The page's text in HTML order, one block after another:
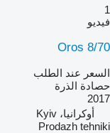
1
فيديو
Oros 8/70
السعر عند الطلب
حصادة الذرة
2017
أوكرانيا، Kyiv
Prodazh tehniki